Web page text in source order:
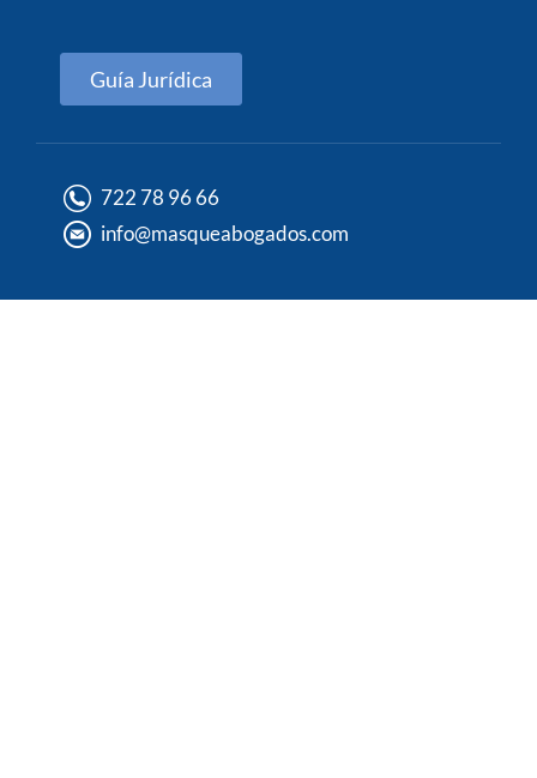
Guía Jurídica
722 78 96 66
info@masqueabogados.com